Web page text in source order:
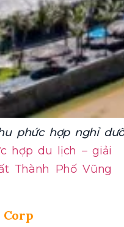
phức hợp nghỉ
hợp du lịch – giải
Thành Phố Vũng